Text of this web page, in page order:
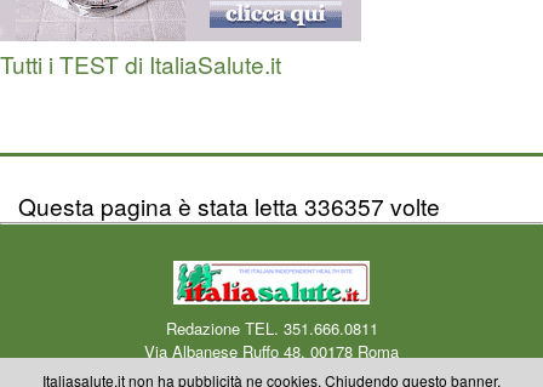
Tutti i TEST di ItaliaSalute.it
Questa pagina è stata letta 336357 volte
Redazione TEL. 351.666.0811
Via Albanese Ruffo 48, 00178 Roma
Centro Medico Okmedicina.it Via Albanese Ruffo 40-46, 00178 Roma
Italiasalute.it non ha pubblicità ne cookies. Chiudendo questo banner,